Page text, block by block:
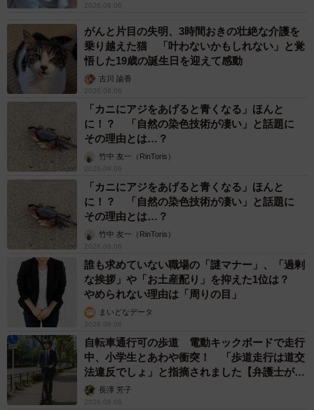
2026.08.06
がんと片目の失明、3時間おきの壮絶な介護を
乗り越えた猫 「叶わないかもしれない」と覚
悟した19歳の誕生日を迎えて感動
古川 諭香
2026.08.06
「カニにアジをあげると青くなる」ほんと
に！？ 「自然の染色技術が凄い」と話題に
その理由とは…？
竹中 友一（RinToris）
2026.08.06
「カニにアジをあげると青くなる」ほんと
に！？ 「自然の染色技術が凄い」と話題に
その理由とは…？
竹中 友一（RinToris）
2026.08.06
誰も求めていない職場の「謎マナー」、「過剰
な挨拶」や「お土産配り」を抑えた1位は？
やめられない理由は「周りの目」
まいどなデータ
2026.08.06
自転車通行可の歩道 電動キックボードで走行
中、小学生とあわや衝突！ 「歩道走行は道交
法違反でしょ」と指摘されました【弁護士が解
説】長澤 芳子
2026.08.06